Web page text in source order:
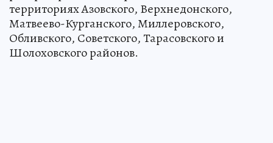
территориях Азовского, Верхнедонского,
Матвеево-Курганского, Миллеровского,
Обливского, Советского, Тарасовского и
Шолоховского районов.